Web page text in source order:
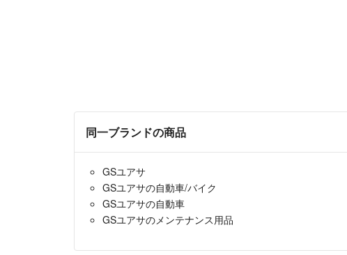
同一ブランドの商品
GSユアサ
GSユアサの自動車/バイク
GSユアサの自動車
GSユアサのメンテナンス用品